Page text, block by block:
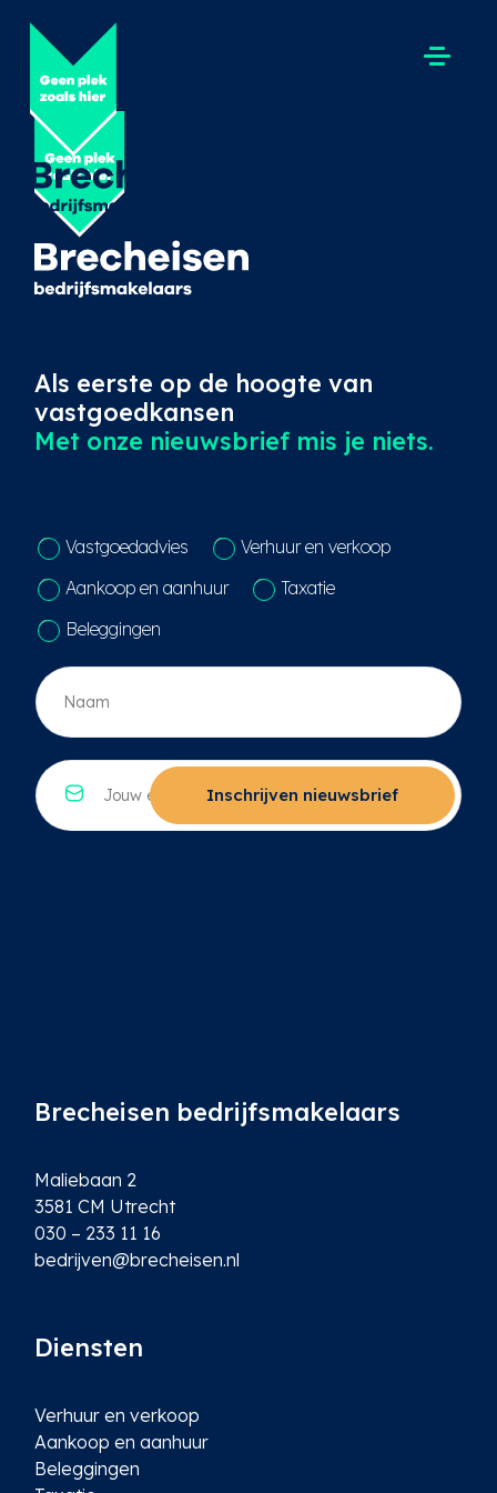
Als eerste op de hoogte van
vastgoedkansen
Met onze nieuwsbrief mis je niets.
C
o
n
t
a
c
k
e
e
*
Vastgoedadvies
Verhuur en verkoop
Aankoop en aanhuur
Taxatie
Beleggingen
N
a
a
*
E
-
m
Inschrijven nieuwsbrief
Brecheisen bedrijfsmakelaars
Maliebaan 2
3581 CM Utrecht
030 – 233 11 16
bedrijven@brecheisen.nl
Diensten
Verhuur en verkoop
Aankoop en aanhuur
Beleggingen